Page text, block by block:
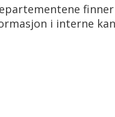
i interne